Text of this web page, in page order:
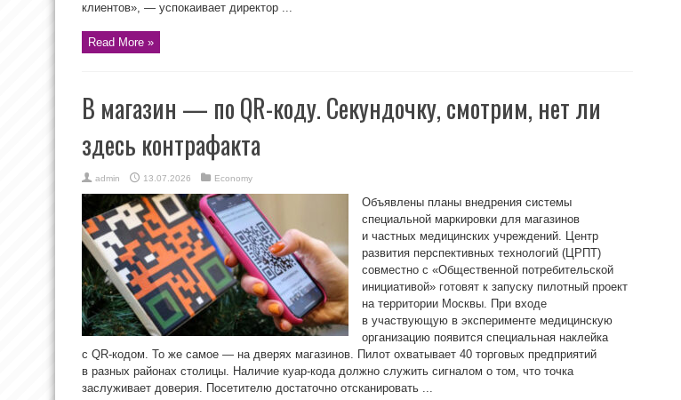
клиентов», — успокаивает директор ...
Read More »
В магазин — по QR-коду. Секундочку, смотрим, нет ли
здесь контрафакта
admin 13.07.2026 Economy
Объявлены планы внедрения системы
специальной маркировки для магазинов
и частных медицинских учреждений. Центр
развития перспективных технологий (ЦРПТ)
совместно с «Общественной потребительской
инициативой» готовят к запуску пилотный проект
на территории Москвы. При входе
в участвующую в эксперименте медицинскую
организацию появится специальная наклейка
с QR-кодом. То же самое — на дверях магазинов. Пилот охватывает 40 торговых предприятий
в разных районах столицы. Наличие куар-кода должно служить сигналом о том, что точка
заслуживает доверия. Посетителю достаточно отсканировать ...